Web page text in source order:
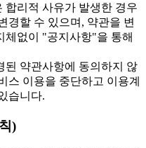
리적 사유가 발생한 경우
경할 수 있으며, 약관을 변
체없이 "공지사항"을 통해
약관사항에 동의하지 않
스 이용을 중단하고 이용계
습니다.
)